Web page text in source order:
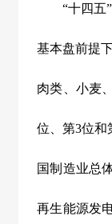
“十四五”
基本盘前提
肉类、小麦
位、第3位和
国制造业总
再生能源发